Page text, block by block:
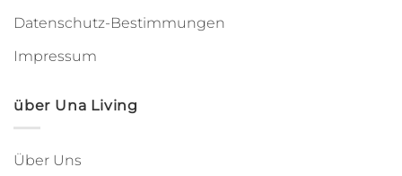
Datenschutz-Bestimmungen
Impressum
über Una Living
Über Uns